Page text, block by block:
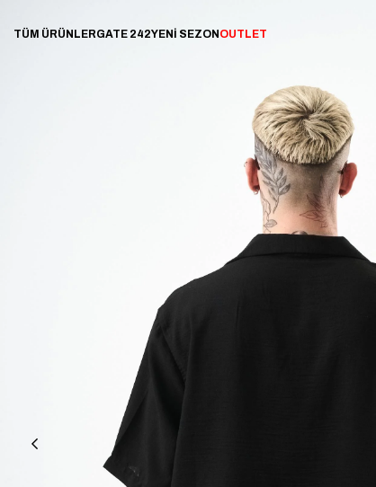
TÜM ÜRÜNLERGATE 242YENİ SEZONOUTLET